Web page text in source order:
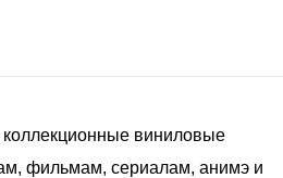
виниловые
фильмам, сериалам, анимэ и